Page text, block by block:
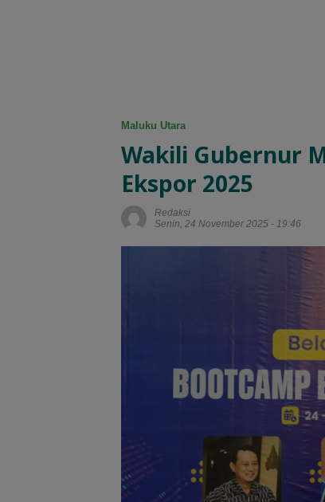
Maluku Utara
Wakili Gubernur
Ekspor 2025
Redaksi
Senin, 24 November 2025 - 19:46